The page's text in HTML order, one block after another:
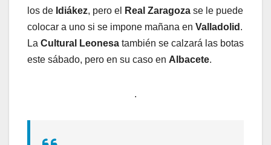
los de Idiákez, pero el Real Zaragoza se le puede
colocar a uno si se impone mañana en Valladolid .
La Cultural Leonesa también se calzará las botas
este sábado, pero en su caso en Albacete.
.